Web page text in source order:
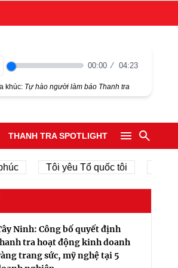
00:00 04:23
khúc: Tự hào người làm báo Thanh tra
THANH TRA SPOTLIGHT
Tôi yêu Tổ quốc tôi
Ninh: Công bố quyết định
tra hoạt động kinh doanh
trang sức, mỹ nghệ tại 5